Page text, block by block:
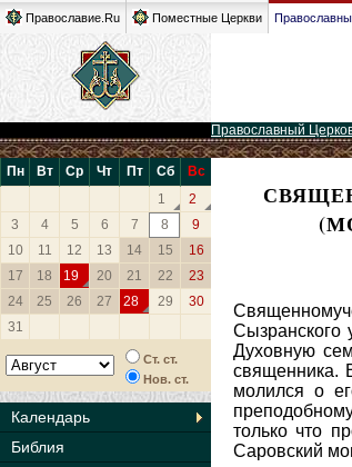
Православие.Ru Поместные Церкви
Православный
Пн Вт Ср Чт Пт Сб
Вс
1
2
3
4 5 6 7 8
9
10
11 12 13 14 15
16
17
18 19 20 21 22
23
24
25 26 27 28 29
30
31
Ст. ст.
Нов. ст.
Календарь
Библия
Сызранского
Духовную
священника.
молился о
только что
Саровский